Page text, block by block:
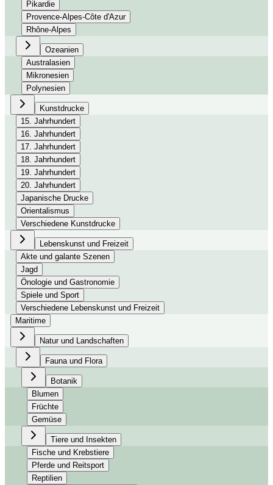
Pikardie
Provence-Alpes-Côte d'Azur
Rhône-Alpes
Ozeanien
Australasien
Mikronesien
Polynesien
Kunstdrucke
15. Jahrhundert
16. Jahrhundert
17. Jahrhundert
18. Jahrhundert
19. Jahrhundert
20. Jahrhundert
Japanische Drucke
Orientalismus
Verschiedene Kunstdrucke
Lebenskunst und Freizeit
Akte und galante Szenen
Jagd
Önologie und Gastronomie
Spiele und Sport
Verschiedene Lebenskunst und Freizeit
Maritime
Natur und Landschaften
Fauna und Flora
Botanik
Blumen
Früchte
Gemüse
Tiere und Insekten
Fische und Krebstiere
Pferde und Reitsport
Reptilien